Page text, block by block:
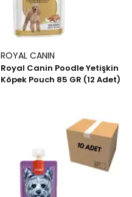
ROYAL CANIN
Royal Canin Poodle Yetişkin
Köpek Pouch 85 GR (12 Adet)